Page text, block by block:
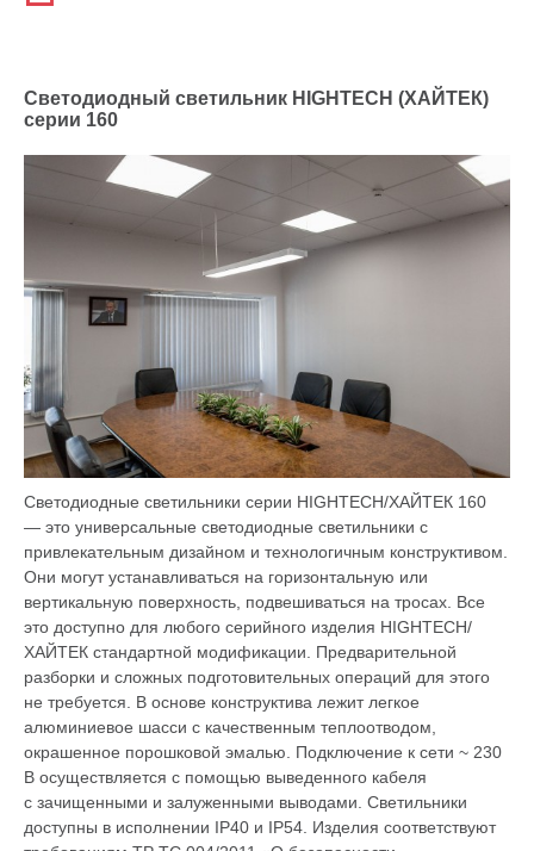
Cветодиодный светильник HIGHTECH (ХАЙТЕК)
серии 160
Светодиодные светильники серии HIGHTECH/ХАЙТЕК 160
— это универсальные светодиодные светильники с
привлекательным дизайном и технологичным конструктивом.
Они могут устанавливаться на горизонтальную или
вертикальную поверхность, подвешиваться на тросах. Все
это доступно для любого серийного изделия HIGHTECH/
ХАЙТЕК стандартной модификации. Предварительной
разборки и сложных подготовительных операций для этого
не требуется. В основе конструктива лежит легкое
алюминиевое шасси с качественным теплоотводом,
окрашенное порошковой эмалью. Подключение к сети ~ 230
В осуществляется с помощью выведенного кабеля
с зачищенными и залуженными выводами. Светильники
доступны в исполнении IP40 и IP54. Изделия соответствуют